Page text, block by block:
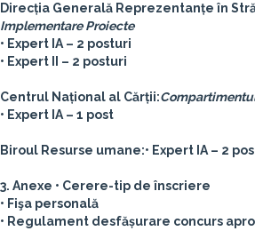
Direcția Generală Reprezentanțe în
Implementare Proiecte
• Expert IA – 2 posturi
• Expert II – 2 posturi
Centrul Național al Cărții:
• Expert IA – 1 post
Biroul Resurse umane:• Expert IA – 2
3. Anexe • Cerere-tip de înscriere
• Fişa personală
• Regulament desfășurare concurs